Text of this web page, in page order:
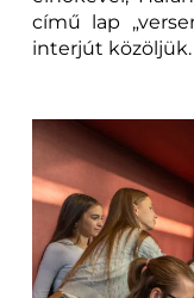
című lap
interjút közöljük.